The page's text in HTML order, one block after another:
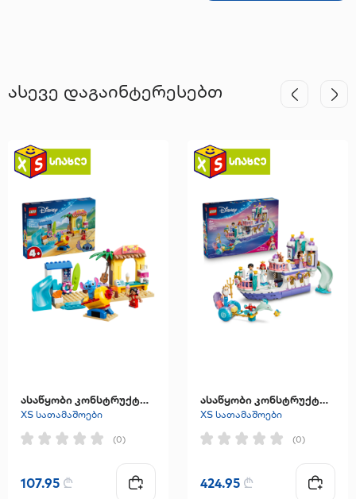
ასევე დაგაინტერესებთ
ასაწყობი კონსტრუქტორი "Beach Fun with Lilo & Stitch"
XS სათამაშოები
(0)
107.95 ₾
ასაწყობი კონსტრუქტორი "Ariel's Royal Wedding Boat"
XS სათამაშოები
(0)
424.95 ₾